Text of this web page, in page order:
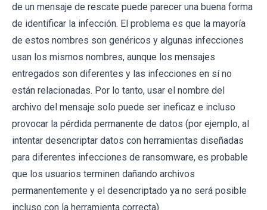
de un mensaje de rescate puede parecer una buena forma
de identificar la infección. El problema es que la mayoría
de estos nombres son genéricos y algunas infecciones
usan los mismos nombres, aunque los mensajes
entregados son diferentes y las infecciones en sí no
están relacionadas. Por lo tanto, usar el nombre del
archivo del mensaje solo puede ser ineficaz e incluso
provocar la pérdida permanente de datos (por ejemplo, al
intentar desencriptar datos con herramientas diseñadas
para diferentes infecciones de ransomware, es probable
que los usuarios terminen dañando archivos
permanentemente y el desencriptado ya no será posible
incluso con la herramienta correcta).